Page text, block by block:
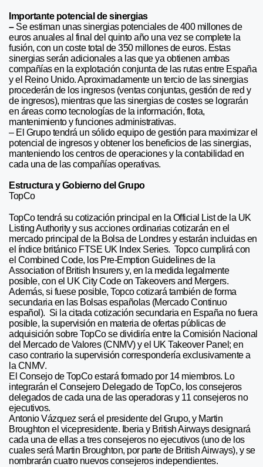
Importante potencial de sinergias
– Se estiman unas sinergias potenciales de 400 millones de
euros anuales al final del quinto año una vez se complete la
fusión, con un coste total de 350 millones de euros. Estas
sinergias serán adicionales a las que ya obtienen ambas
compañías en la explotación conjunta de las rutas entre España
y el Reino Unido. Aproximadamente un tercio de las sinergias
procederán de los ingresos (ventas conjuntas, gestión de red y
de ingresos), mientras que las sinergias de costes se lograrán
en áreas como tecnologías de la información, flota,
mantenimiento y funciones administrativas.
– El Grupo tendrá un sólido equipo de gestión para maximizar el
potencial de ingresos y obtener los beneficios de las sinergias,
manteniendo los centros de operaciones y la contabilidad en
cada una de las compañías operativas.
Estructura y Gobierno del Grupo
TopCo
TopCo tendrá su cotización principal en la Official List de la UK
Listing Authority y sus acciones ordinarias cotizarán en el
mercado principal de la Bolsa de Londres y estarán incluidas en
el índice británico FTSE UK Index Series. Topco cumplirá con
el Combined Code, los Pre-Emption Guidelines de la
Association of British Insurers y, en la medida legalmente
posible, con el UK City Code on Takeovers and Mergers.
Además, si fuese posible, Topco cotizará también de forma
secundaria en las Bolsas españolas (Mercado Continuo
español). Si la citada cotización secundaria en España no fuera
posible, la supervisión en materia de ofertas públicas de
adquisición sobre TopCo se dividiría entre la Comisión Nacional
del Mercado de Valores (CNMV) y el UK Takeover Panel; en
caso contrario la supervisión correspondería exclusivamente a
la CNMV.
El Consejo de TopCo estará formado por 14 miembros. Lo
integrarán el Consejero Delegado de TopCo, los consejeros
delegados de cada una de las operadoras y 11 consejeros no
ejecutivos.
Antonio Vázquez será el presidente del Grupo, y Martin
Broughton el vicepresidente. Iberia y British Airways designará
cada una de ellas a tres consejeros no ejecutivos (uno de los
cuales será Martin Broughton, por parte de British Airways), y se
nombrarán cuatro nuevos consejeros independientes.